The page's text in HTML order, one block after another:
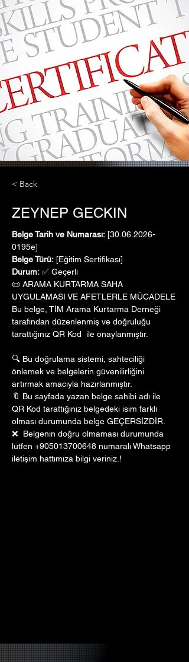
< Back
ZEYNEP GECKIN
Belge Tarih ve Numarası: [30.06.2026-
0195e]
Belge Türü: [Eğitim Sertifikası]
Durum: ✅ Geçerli
📜 ARAMA KURTARMA SAHA
UYGULAMASI VE AFETLERLE MÜCADELE
Bu belge, TİM Arama Kurtarma Derneği
tarafından düzenlenmiş ve doğruluğu
tarattığınız QR Kod  ile onaylanmıştır.
🔍 Bu doğrulama sistemi, sahteciliği
önlemek ve belgelerin güvenilirliğini
artırmak amacıyla hazırlanmıştır.
🔖 Bu sayfada yazan belge sahibi adı ile
QR Kod tarattığınız belgedeki isim farklı
olması durumunda belge GEÇERSİZDİR.
❌  Belgenin doğru olmaması durumunda
lütfen +905013700648 numaralı Whatsapp
iletişim hattımıza bilgi veriniz.!